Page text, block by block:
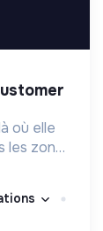
où elle
zones
pour